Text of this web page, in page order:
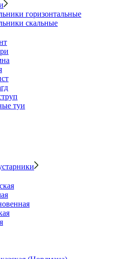
горизонтальные
скальные
туи